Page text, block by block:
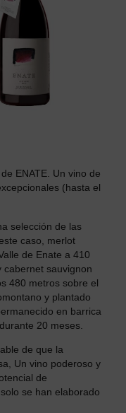
ENATE. Un vino de
(hasta el
selección de las
caso, merlot
de Enate a 410
cabernet sauvignon
480 metros sobre el
y plantado
en barrica
20 meses.
de que la
Un vino poderoso y
de
se han elaborado